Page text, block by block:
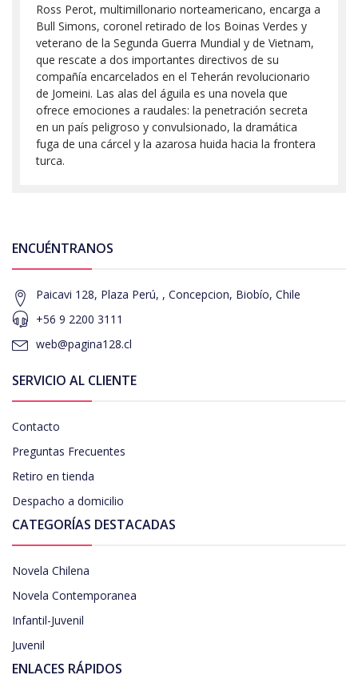
Ross Perot, multimillonario norteamericano, encarga a
Bull Simons, coronel retirado de los Boinas Verdes y
veterano de la Segunda Guerra Mundial y de Vietnam,
que rescate a dos importantes directivos de su
compañía encarcelados en el Teherán revolucionario
de Jomeini. Las alas del águila es una novela que
ofrece emociones a raudales: la penetración secreta
en un país peligroso y convulsionado, la dramática
fuga de una cárcel y la azarosa huida hacia la frontera
turca.
ENCUÉNTRANOS
Paicavi 128, Plaza Perú, , Concepcion, Biobío, Chile
+56 9 2200 3111
web@pagina128.cl
SERVICIO AL CLIENTE
Contacto
Preguntas Frecuentes
Retiro en tienda
Despacho a domicilio
CATEGORÍAS DESTACADAS
Novela Chilena
Novela Contemporanea
Infantil-Juvenil
Juvenil
ENLACES RÁPIDOS